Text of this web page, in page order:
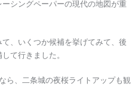
シングペーパーの現代の地図が重
、いくつか候補を挙げてみて、後
て行きました。
ら、二条城の夜桜ライトアップも観